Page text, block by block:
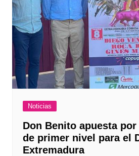
Noticias
Don Benito apuesta
de primer nivel para el
Extremadura